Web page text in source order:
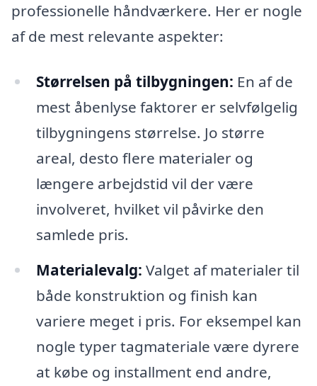
professionelle håndværkere. Her er nogle
af de mest relevante aspekter:
Størrelsen på tilbygningen: En af de
mest åbenlyse faktorer er selvfølgelig
tilbygningens størrelse. Jo større
areal, desto flere materialer og
længere arbejdstid vil der være
involveret, hvilket vil påvirke den
samlede pris.
Materialevalg: Valget af materialer til
både konstruktion og finish kan
variere meget i pris. For eksempel kan
nogle typer tagmateriale være dyrere
at købe og installment end andre,